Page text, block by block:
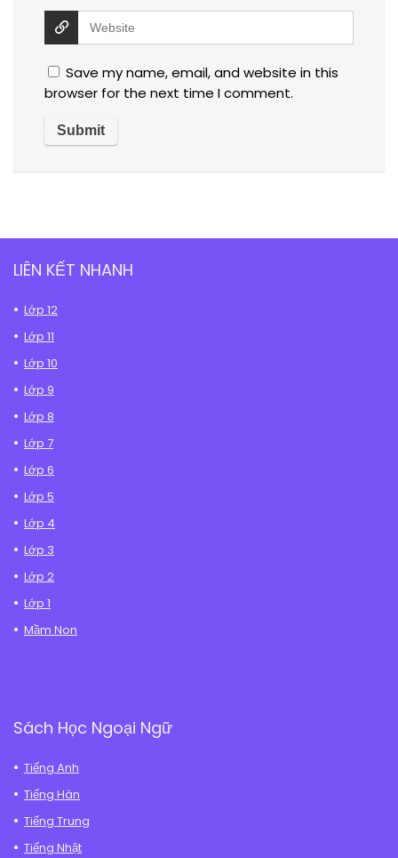
Save my name, email, and website in this
browser for the next time I comment.
LIÊN KẾT NHANH
Lớp 12
Lớp 11
Lớp 10
Lớp 9
Lớp 8
Lớp 7
Lớp 6
Lớp 5
Lớp 4
Lớp 3
Lớp 2
Lớp 1
Mầm Non
Sách Học Ngoại Ngữ
Tiếng Anh
Tiếng Hàn
Tiếng Trung
Tiếng Nhật